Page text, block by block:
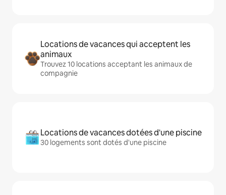
Locations de vacances qui acceptent les
animaux
Trouvez 10 locations acceptant les animaux de
compagnie
Locations de vacances dotées d'une piscine
30 logements sont dotés d'une piscine